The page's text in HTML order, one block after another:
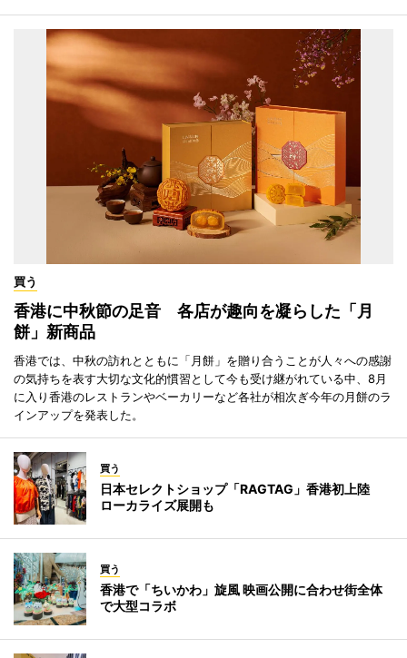
買う
香港に中秋節の足音 各店が趣向を凝らした「月
餅」新商品
香港では、中秋の訪れとともに「月餅」を贈り合うことが人々への感謝
の気持ちを表す大切な文化的慣習として今も受け継がれている中、8月
に入り香港のレストランやベーカリーなど各社が相次ぎ今年の月餅のラ
インアップを発表した。
買う
日本セレクトショップ「RAGTAG」香港初上陸
ローカライズ展開も
買う
香港で「ちいかわ」旋風 映画公開に合わせ街全体
で大型コラボ